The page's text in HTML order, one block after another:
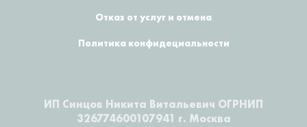
Отказ от услуг и отмена
Политика конфидециальности
ИП Синцов Никита Витальевич ОГРНИП
326774600107941 г. Москва